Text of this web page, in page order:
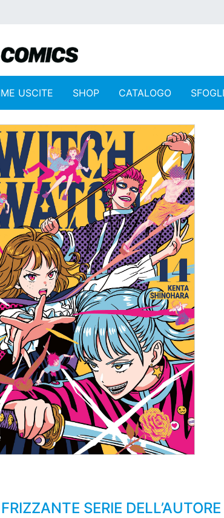
USCITE SHOP CATALOGO
SERIE